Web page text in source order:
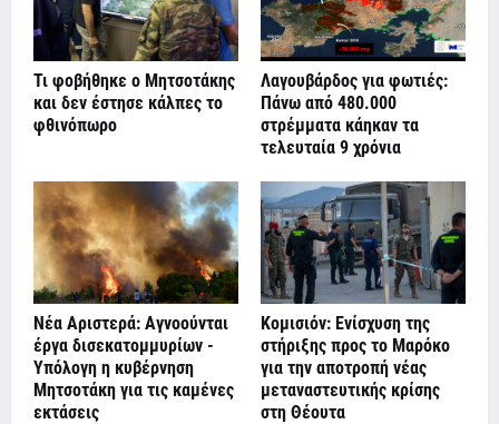
Τι φοβήθηκε ο Μητσοτάκης
και δεν έστησε κάλπες το
φθινόπωρο
Λαγουβάρδος για φωτιές:
Πάνω από 480.000
στρέμματα κάηκαν τα
τελευταία 9 χρόνια
Νέα Αριστερά: Αγνοούνται
έργα δισεκατομμυρίων -
Υπόλογη η κυβέρνηση
Μητσοτάκη για τις καμένες
εκτάσεις
Κομισιόν: Ενίσχυση της
στήριξης προς το Μαρόκο
για την αποτροπή νέας
μεταναστευτικής κρίσης
στη Θέουτα